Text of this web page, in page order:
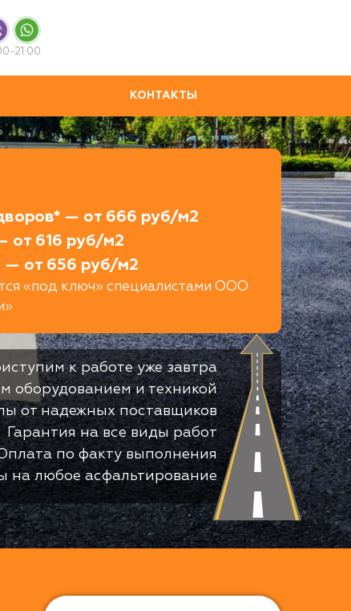
21:00
КОНТАКТЫ
— от 666 руб/м2
от 616 руб/м2
— от 656 руб/м2
«под ключ» специалистами ООО
к работе уже завтра
оборудованием и техникой
от надежных поставщиков
Гарантия на все виды работ
по факту выполнения
на любое асфальтирование